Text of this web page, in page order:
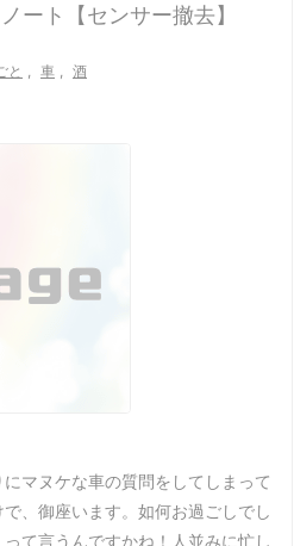
ート【センサー撤去】
と , 車 , 酒
マヌケな車の質問をしてしまって
、御座います。 如何お過ごしでし
て言うんですかね！人並みに忙し